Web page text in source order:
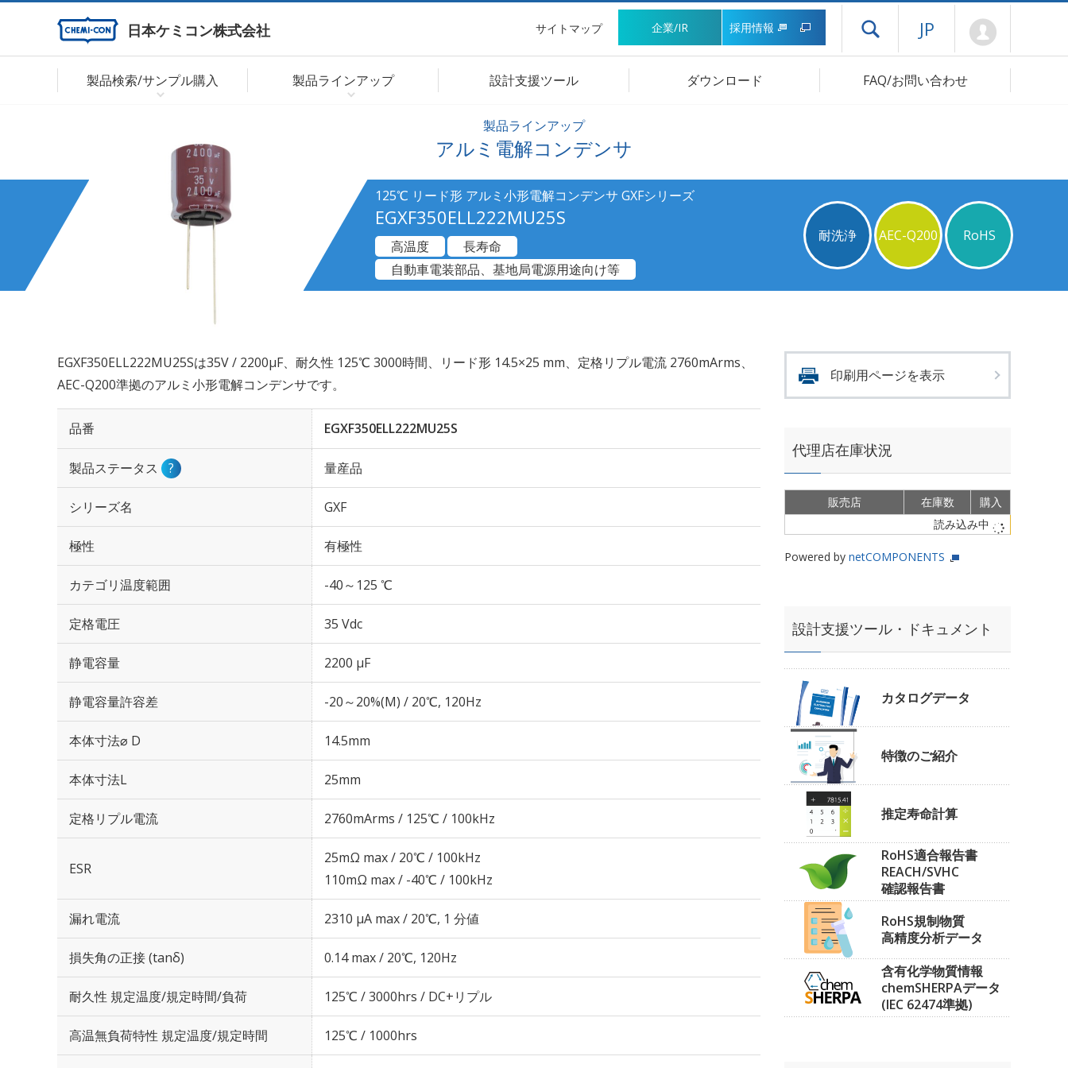
日本ケミコン株式会社 サイトマップ 企業/IR 採用情報 ドロワーメニューを開く
JP
製品検索/サンプル購入 製品ラインアップ 設計支援ツール ダウンロード FAQ/お問い合わせ
製品ラインアップ
アルミ電解コンデンサ
125℃ リード形 アルミ小形電解コンデンサ GXFシリーズ
EGXF350ELL222MU25S
耐洗浄 AEC-Q200 RoHS
高温度
長寿命
自動車電装部品、基地局電源用途向け等
EGXF350ELL222MU25Sは35V / 2200µF、耐久性 125℃ 3000時間、リード形 14.5×25 mm、定格リプル電流 2760mArms、
AEC-Q200準拠のアルミ小形電解コンデンサです。
品番 EGXF350ELL222MU25S
製品ステータス ? 量産品
シリーズ名 GXF
極性 有極性
カテゴリ温度範囲 -40～125 ℃
定格電圧 35 Vdc
静電容量 2200 µF
静電容量許容差 -20～20%(M) / 20℃, 120Hz
本体寸法⌀ D 14.5mm
本体寸法L 25mm
定格リプル電流 2760mArms / 125℃ / 100kHz
ESR
25mΩ max / 20℃ / 100kHz
110mΩ max / -40℃ / 100kHz
漏れ電流 2310 μA max / 20℃, 1 分値
損失角の正接 (tanδ) 0.14 max / 20℃, 120Hz
耐久性 規定温度/規定時間/負荷 125℃ / 3000hrs / DC+リプル
高温無負荷特性 規定温度/規定時間 125℃ / 1000hrs
印刷用ページを表示
代理店在庫状況
販売店 在庫数
購入
読み込み中
Powered by netCOMPONENTS
設計支援ツール・ドキュメント
カタログデータ
特徴のご紹介
推定寿命計算
RoHS適合報告書
REACH/SVHC
確認報告書
RoHS規制物質
高精度分析データ
含有化学物質情報
chemSHERPAデータ
(IEC 62474準拠)